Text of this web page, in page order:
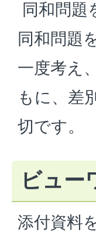
同和問題
同和問題
一度考え
もに、差
切です。
ビュー
添付資料